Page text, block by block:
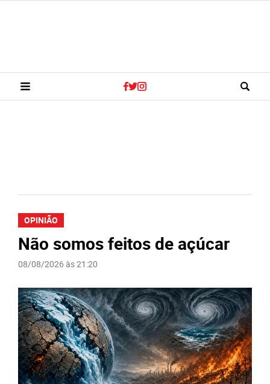
OPINIÃO
Não somos feitos de açúcar
08/08/2026 às 21:20